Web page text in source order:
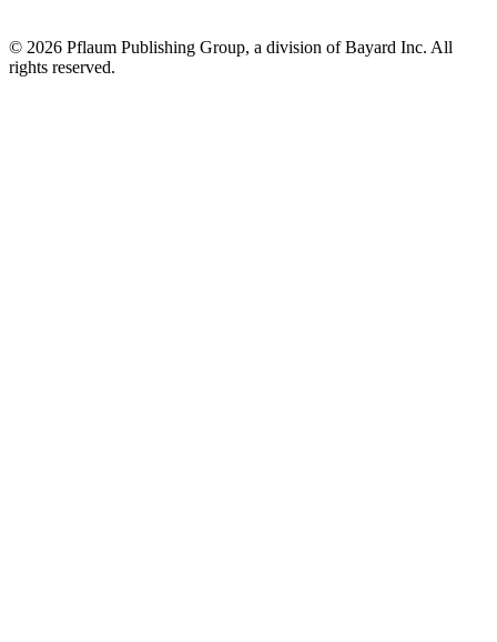
© 2026 Pflaum Publishing Group, a division of Bayard Inc. All
rights reserved.